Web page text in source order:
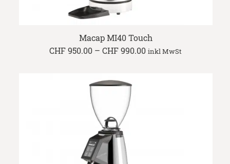
Macap MI40 Touch
CHF950.00 – CHF990.00Price
range:
inkl MwSt